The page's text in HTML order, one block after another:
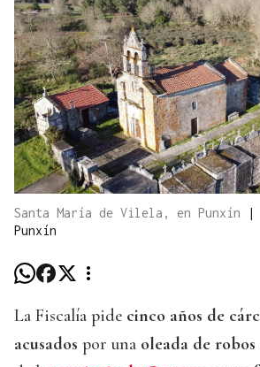
Santa María de Vilela, en Punxín |
Punxín
La Fiscalía pide cinco años de
acusados por una oleada de robos